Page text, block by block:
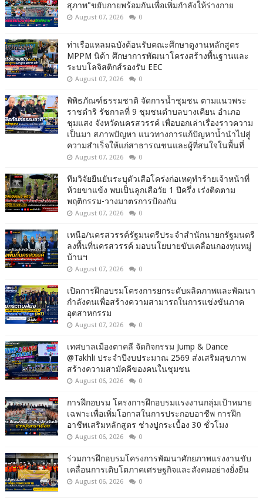
สุภาพ"ขยับกายพร้อมกันเพื่อเพิ่มกำลังให้ร่างกาย
August 07, 2026 0
ท่าเรือแหลมฉบังต้อนรับคณะศึกษาดูงานหลักสูตร
MPPM นิด้า ศึกษาการพัฒนาโครงสร้างพื้นฐานและ
ระบบโลจิสติกส์รองรับ EEC
August 07, 2026 0
พิพิธภัณฑ์ธรรมชาติ จัดการน้ำชุมชน ตามแนวพระ
ราชดำริ รัชกาลที่ 9 ชุมชนตำบลบางเคียน อำเภอ
ชุมแสง จังหวัดนครสวรรค์ เพื่อบอกเล่าเรื่องราวความ
เป็นมา สภาพปัญหา แนวทางการแก้ปัญหาน้ำนำไปสู่
ความสำเร็จให้แก่สาธารณชนและผู้ที่สนใจในพื้นที่
August 07, 2026 0
ทีมวิจัยยืนยันระบุตัวเสือโคร่งก่อเหตุทำร้ายเจ้าหน้าที่
ห้วยขาแข้ง พบเป็นลูกเสือวัย 1 ปีครึ่ง เร่งติดตาม
พฤติกรรม-วางมาตรการป้องกัน
August 07, 2026 0
เหนือ/นครสวรรค์รัฐมนตรีประจำสำนักนายกรัฐมนตรี
ลงพื้นที่นครสวรรค์ มอบนโยบายขับเคลื่อนกองทุนหมู่
บ้านฯ
August 07, 2026 0
เปิดการฝึกอบรมโครงการยกระดับผลิตภาพและพัฒนา
กำลังคนเพื่อสร้างความสามารถในการแข่งขันภาค
อุตสาหกรรม
August 07, 2026 0
เทศบาลเมืองตาคลี จัดกิจกรรม Jump & Dance
@Takhli ประจำปีงบประมาณ 2569 ส่งเสริมสุขภาพ
สร้างความสามัคคีของคนในชุมชน
August 06, 2026 0
การฝึกอบรม โครงการฝึกอบรมแรงงานกลุ่มเป้าหมาย
เฉพาะเพื่อเพิ่มโอกาสในการประกอบอาชีพ การฝึก
อาชีพเสริมหลักสูตร ช่างปูกระเบื้อง 30 ชั่วโมง
August 06, 2026 0
ร่วมการฝึกอบรมโครงการพัฒนาศักยภาพแรงงานขับ
เคลื่อนการเติบโตภาคเศรษฐกิจและสังคมอย่างยั่งยืน
August 06, 2026 0